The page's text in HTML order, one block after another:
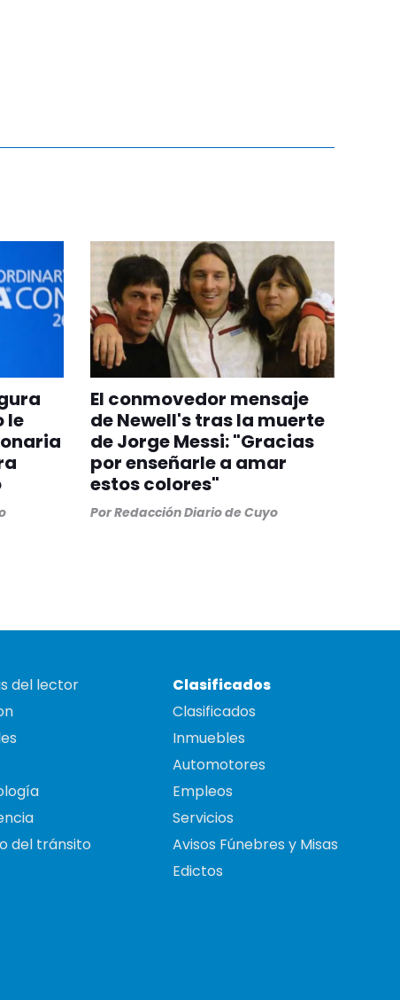
le
El conmovedor mensaje
de Newell's tras la muerte
de Jorge Messi: "Gracias
por enseñarle a amar
estos colores"
PorRedacción Diario de Cuyo
del lector
del tránsito
Clasificados
Clasificados
Inmuebles
Automotores
Empleos
Servicios
Avisos Fúnebres y Misas
Edictos